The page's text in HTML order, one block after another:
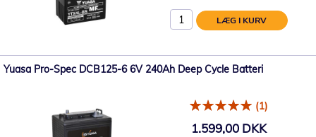
LÆG I KURV
Yuasa Pro-Spec DCB125-6 6V 240Ah Deep Cycle Batteri
(1)
1.599,00 DKK